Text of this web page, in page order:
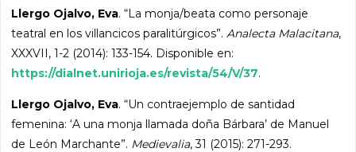
Llergo Ojalvo, Eva. “La monja/beata como personaje
teatral en los villancicos paralitúrgicos”.Analecta Malacitana,
XXXVII, 1-2 (2014): 133-154. Disponible en:
https://dialnet.unirioja.es/revista/54/V/37.
Llergo Ojalvo, Eva. “Un contraejemplo de santidad
femenina: ‘A una monja llamada doña Bárbara’ de Manuel
de León Marchante”. Medievalia, 31 (2015): 271-293.